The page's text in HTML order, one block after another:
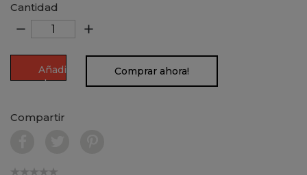
Cantidad
remove add
Añadir
al
Comprar ahora!
Compartir